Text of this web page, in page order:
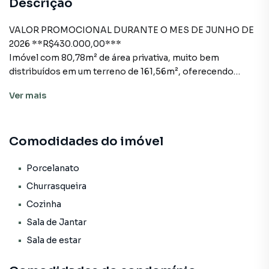
Descrição
VALOR PROMOCIONAL DURANTE O MES DE JUNHO DE
2026 **R$430.000,00***
Imóvel com 80,78m² de área privativa, muito bem
distribuídos em um terreno de 161,56m², oferecendo
Banheiro social
Pé-direito alto, proporcionando mais iluminação e
sensação de amplitude
Vaga para 1 carro
Planta funcional, ideal para quem busca um imóvel
moderno, com bom aproveitamento de espaço e
Ver mais
Comodidades do imóvel
Porcelanato
Churrasqueira
Cozinha
Sala de Jantar
Sala de estar